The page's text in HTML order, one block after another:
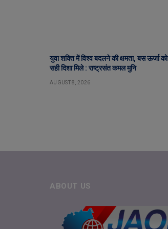
युवा शक्ति में विश्व बदलने की क्षमता, बस ऊर्जा को
सही दिशा मिले : राष्ट्रसंत कमल मुनि
AUGUST 8, 2026
ABOUT US